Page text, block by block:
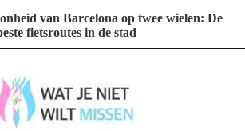
van Barcelona op twee wielen: De
fietsroutes in de stad